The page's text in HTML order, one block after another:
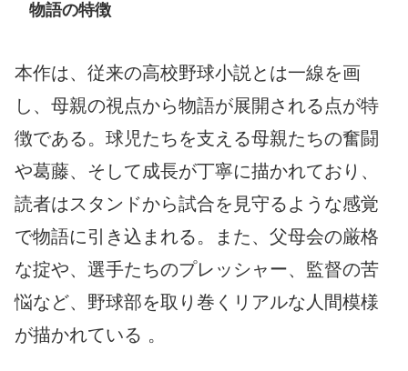
物語の特徴
本作は、従来の高校野球小説とは一線を画
し、母親の視点から物語が展開される点が特
徴である。球児たちを支える母親たちの奮闘
や葛藤、そして成長が丁寧に描かれており、
読者はスタンドから試合を見守るような感覚
で物語に引き込まれる。また、父母会の厳格
な掟や、選手たちのプレッシャー、監督の苦
悩など、野球部を取り巻くリアルな人間模様
が描かれている 。